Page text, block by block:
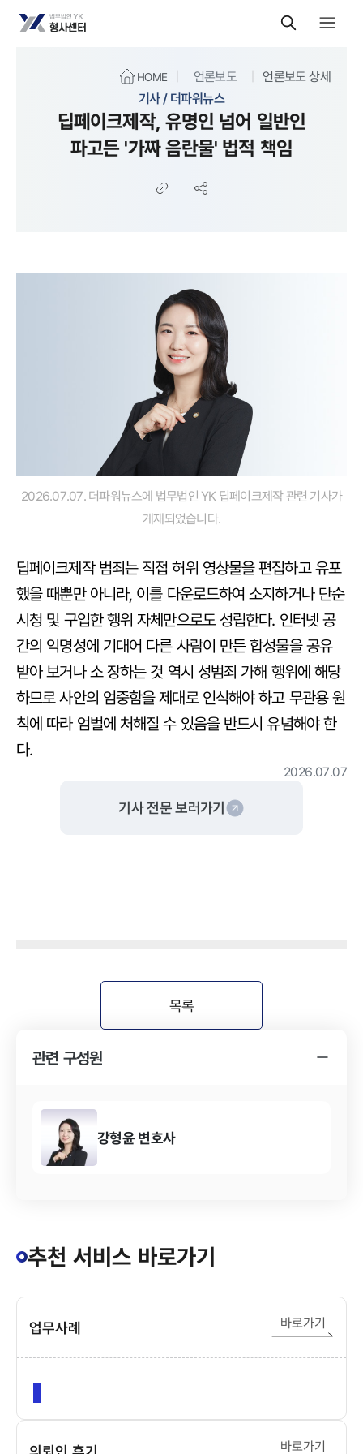
HOME 언론보도
언론보도 상세
기사 / 더파워뉴스
딥페이크제작, 유명인 넘어 일반인
파고든 '가짜 음란물' 법적 책임
2026.07.07. 더파워뉴스에 법무법인 YK 딥페이크제작 관련 기사가
게재되었습니다.
딥페이크제작 범죄는 직접 허위 영상물을 편집하고 유포
했을 때뿐만 아니라, 이를 다운로드하여 소지하거나 단순
시청 및 구입한 행위 자체만으로도 성립한다. 인터넷 공
간의 익명성에 기대어 다른 사람이 만든 합성물을 공유
받아 보거나 소 장하는 것 역시 성범죄 가해 행위에 해당
하므로 사안의 엄중함을 제대로 인식해야 하고 무관용 원
칙에 따라 엄벌에 처해질 수 있음을 반드시 유념해야 한
다.
2026.07.07
기사 전문 보러가기
목록
관련 구성원
강형윤 변호사
추천 서비스 바로가기
업무사례 바로가기
바로가기